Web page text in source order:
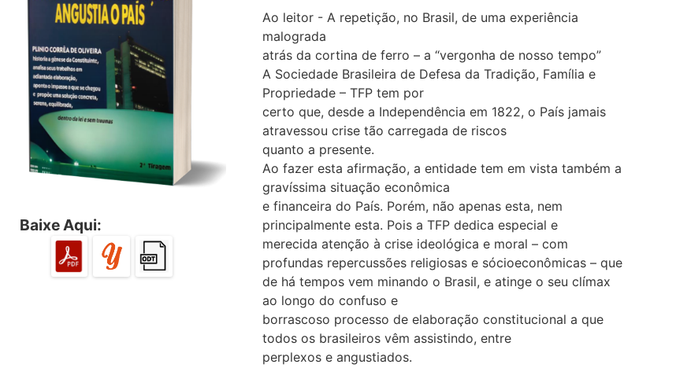
Baixe Aqui:
Ao leitor - A repetição, no Brasil, de uma experiência
malograda
atrás da cortina de ferro – a “vergonha de nosso tempo”
A Sociedade Brasileira de Defesa da Tradição, Família e
Propriedade – TFP tem por
certo que, desde a Independência em 1822, o País jamais
atravessou crise tão carregada de riscos
quanto a presente.
Ao fazer esta afirmação, a entidade tem em vista também a
gravíssima situação econômica
e financeira do País. Porém, não apenas esta, nem
principalmente esta. Pois a TFP dedica especial e
merecida atenção à crise ideológica e moral – com
profundas repercussões religiosas e sócioeconômicas – que
de há tempos vem minando o Brasil, e atinge o seu clímax
ao longo do confuso e
borrascoso processo de elaboração constitucional a que
todos os brasileiros vêm assistindo, entre
perplexos e angustiados.